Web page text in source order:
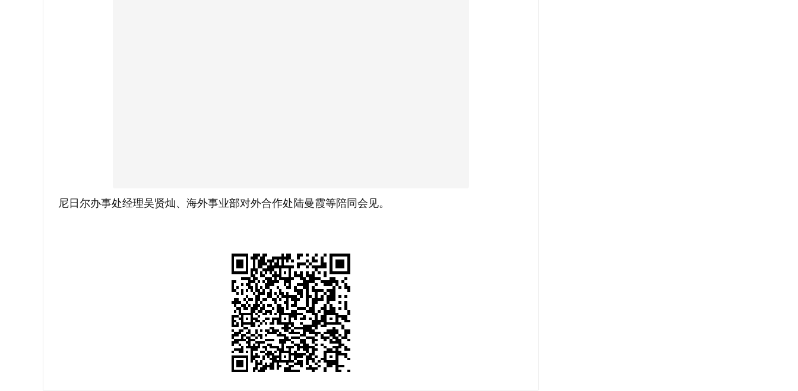
尼日尔办事处经理吴贤灿、海外事业部对外合作处陆曼霞等陪同会见。